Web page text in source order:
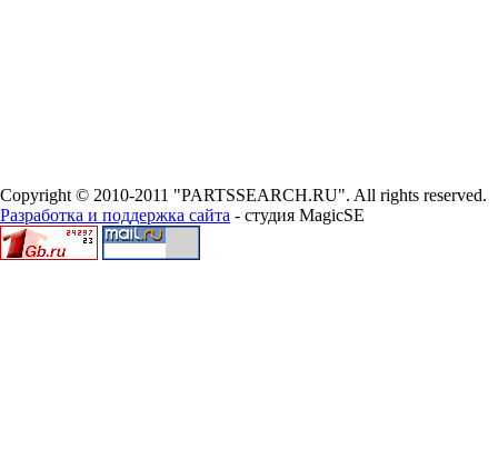
Copyright © 2010-2011 "PARTSSEARCH.RU". All rights reserved.
Разработка и поддержка сайта - студия MagicSE